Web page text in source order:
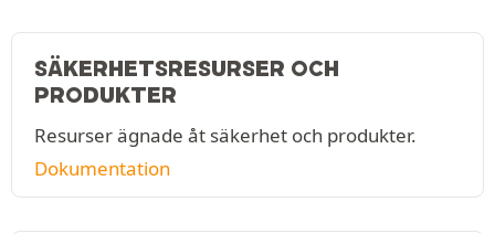
SÄKERHETSRESURSER OCH
PRODUKTER
Resurser ägnade åt säkerhet och produkter.
Dokumentation